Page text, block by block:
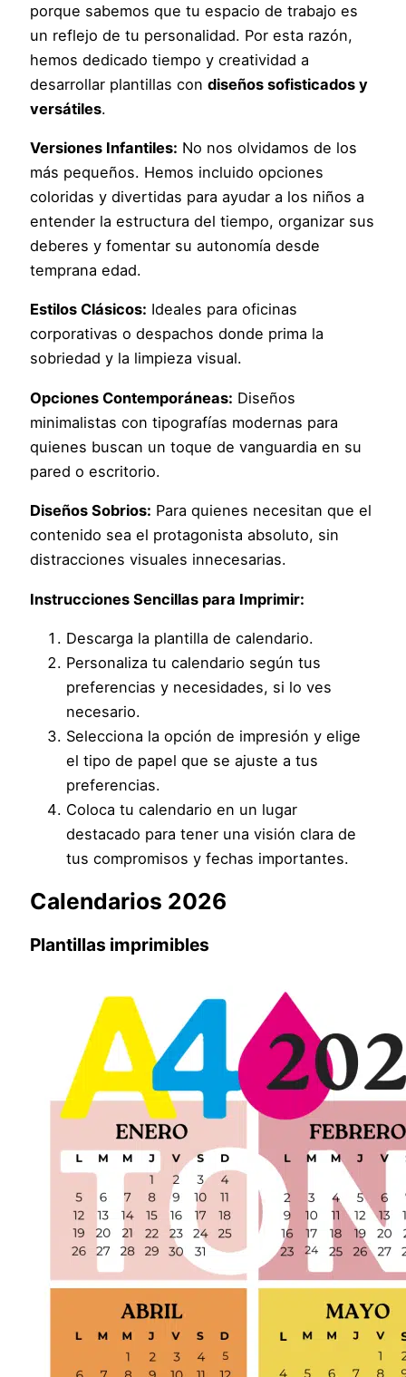
porque sabemos que tu espacio de trabajo es
un reflejo de tu personalidad. Por esta razón,
hemos dedicado tiempo y creatividad a
desarrollar plantillas condiseños sofisticados y
versátiles.
Versiones Infantiles: No nos olvidamos de los
más pequeños. Hemos incluido opciones
coloridas y divertidas para ayudar a los niños a
entender la estructura del tiempo, organizar sus
deberes y fomentar su autonomía desde
temprana edad.
Estilos Clásicos: Ideales para oficinas
corporativas o despachos donde prima la
sobriedad y la limpieza visual.
Opciones Contemporáneas: Diseños
minimalistas con tipografías modernas para
quienes buscan un toque de vanguardia en su
pared o escritorio.
Diseños Sobrios: Para quienes necesitan que el
contenido sea el protagonista absoluto, sin
distracciones visuales innecesarias.
Instrucciones Sencillas para Imprimir:
Descarga la plantilla de calendario.
Personaliza tu calendario según tus
preferencias y necesidades, si lo ves
necesario.
Selecciona la opción de impresión y elige
el tipo de papel que se ajuste a tus
preferencias.
Coloca tu calendario en un lugar
destacado para tener una visión clara de
tus compromisos y fechas importantes.
Calendarios 2026
Plantillas imprimibles